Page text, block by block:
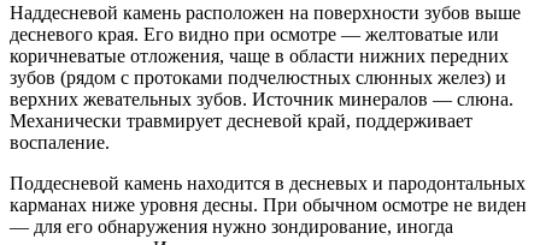
Наддесневой камень расположен на поверхности зубов выше
десневого края. Его видно при осмотре — желтоватые или
коричневатые отложения, чаще в области нижних передних
зубов (рядом с протоками подчелюстных слюнных желез) и
верхних жевательных зубов. Источник минералов — слюна.
Механически травмирует десневой край, поддерживает
воспаление.
Поддесневой камень находится в десневых и пародонтальных
карманах ниже уровня десны. При обычном осмотре не виден
— для его обнаружения нужно зондирование, иногда